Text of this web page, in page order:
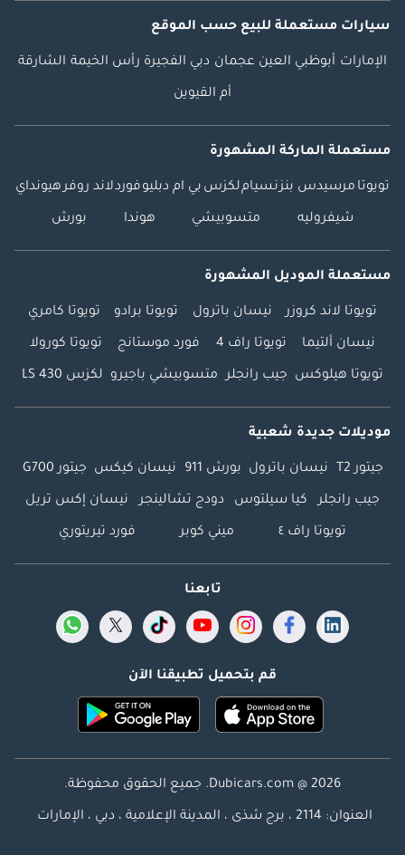
سيارات مستعملة للبيع حسب الموقع
الإمارات أبوظبي العين عجمان دبي الفجيرة رأس الخيمة الشارقة
أم القيوين
مستعملة الماركة المشهورة
تويوتا مرسيدس بنزنسياملكزس بي ام دبليوفوردلاند روفرهيونداي
شيفروليه متسوبيشي هوندا بورش
مستعملة الموديل المشهورة
تويوتا لاند كروزر نيسان باترول تويوتا برادو تويوتا كامري
نيسان ألتيما تويوتا راف 4 فورد موستانج تويوتا كورولا
تويوتا هيلوكس جيب رانجلر متسوبيشي باجيرو لكزس LS 430
موديلات جديدة شعبية
جيتور T2 نيسان باترول بورش 911 نيسان كيكس جيتور G700
جيب رانجلر كيا سيلتوس دودج تشالينجر نيسان إكس تريل
تويوتا راف ٤ ميني كوبر فورد تيريتوري
تابعنا
قم بتحميل تطبيقنا الآن
Dubicars.com @ 2026. جميع الحقوق محفوظة.
العنوان: 2114 ، برج شذى ، المدينة الإعلامية ، دبي ، الإمارات